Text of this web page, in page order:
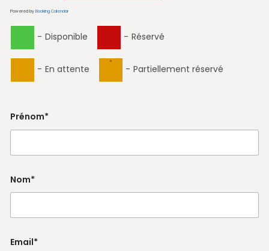
Powered by Booking Calendar
- Disponible - Réservé
- En attente
·
- Partiellement réservé
Prénom*
Nom*
Email*